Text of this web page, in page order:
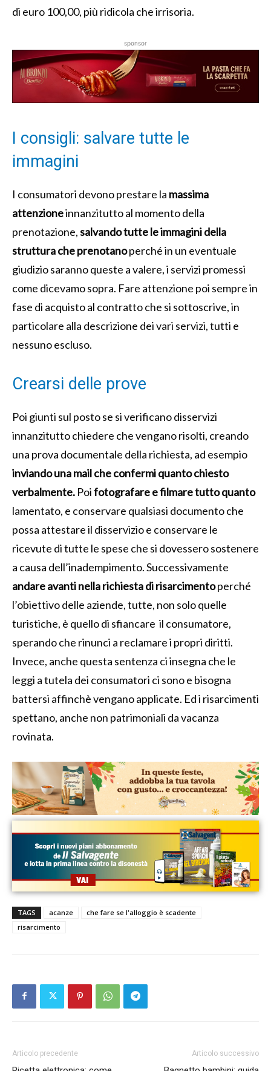
di euro 100,00, più ridicola che irrisoria.
sponsor
I consigli: salvare tutte le
immagini
I consumatori devono prestare la massima
attenzioneinnanzitutto al momento della
prenotazione,salvando tutte le immagini della
struttura che prenotanoperché in un eventuale
giudizio saranno queste a valere, i servizi promessi
come dicevamo sopra. Fare attenzione poi sempre in
fase di acquisto al contratto che si sottoscrive, in
particolare alla descrizione dei vari servizi, tutti e
nessuno escluso.
Crearsi delle prove
Poi giunti sul posto se si verificano disservizi
innanzitutto chiedere che vengano risolti, creando
una prova documentale della richiesta, ad esempio
inviando una mail che confermi quanto chiesto
verbalmente. Poifotografare e filmare tutto quanto
lamentato, e conservare qualsiasi documento che
possa attestare il disservizio e conservare le
ricevute di tutte le spese che si dovessero sostenere
a causa dell’inadempimento. Successivamente
andare avanti nella richiesta di risarcimentoperché
l’obiettivo delle aziende, tutte, non solo quelle
turistiche, è quello di sfiancare il consumatore,
sperando che rinunci a reclamare i propri diritti.
Invece, anche questa sentenza ci insegna che le
leggi a tutela dei consumatori ci sono e bisogna
battersi affinchè vengano applicate. Ed i risarcimenti
spettano, anche non patrimoniali da vacanza
rovinata.
TAGS acanze
che fare se l'alloggio è scadente
risarcimento
Articolo precedente Articolo successivo